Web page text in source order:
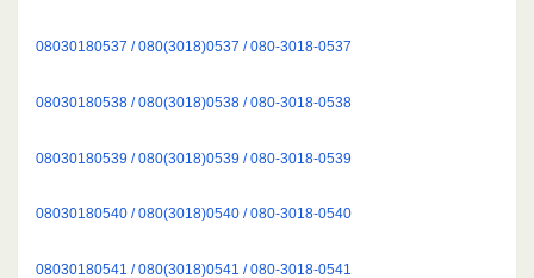
08030180537 / 080(3018)0537 / 080-3018-0537
08030180538 / 080(3018)0538 / 080-3018-0538
08030180539 / 080(3018)0539 / 080-3018-0539
08030180540 / 080(3018)0540 / 080-3018-0540
08030180541 / 080(3018)0541 / 080-3018-0541